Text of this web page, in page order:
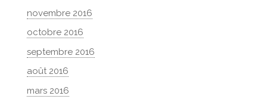
novembre 2016
octobre 2016
septembre 2016
août 2016
mars 2016